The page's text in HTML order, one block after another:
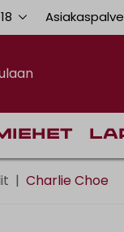
18
| Charlie Choe